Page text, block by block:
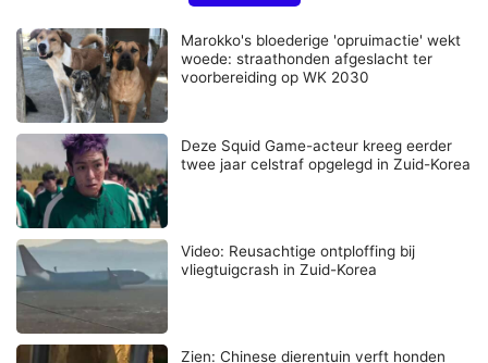
Marokko's bloederige 'opruimactie' wekt
woede: straathonden afgeslacht ter
voorbereiding op WK 2030
Deze Squid Game-acteur kreeg eerder
twee jaar celstraf opgelegd in Zuid-Korea
Video: Reusachtige ontploffing bij
vliegtuigcrash in Zuid-Korea
Zien: Chinese dierentuin verft honden